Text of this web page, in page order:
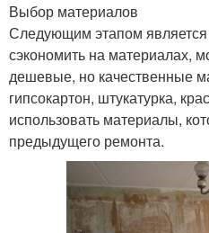
Выбор материалов
Следующим этапом
сэкономить на материалах,
дешевые, но качественные
гипсокартон, штукатурка,
использовать материалы,
предыдущего ремонта.